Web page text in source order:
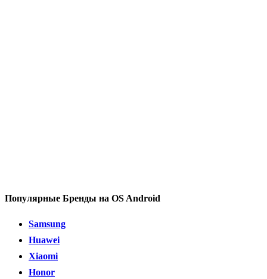
Популярные Бренды на OS Android
Samsung
Huawei
Xiaomi
Honor